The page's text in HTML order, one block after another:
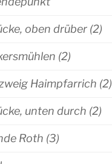
oben drüber (2)
(2)
Haimpfarrich (2)
unten durch (2)
Roth (3)